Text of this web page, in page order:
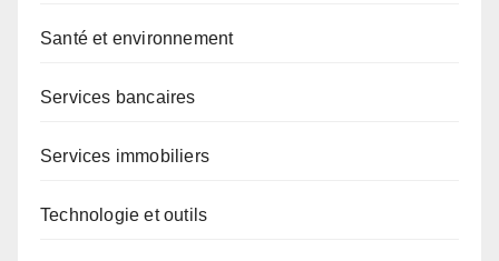
Santé et environnement
Services bancaires
Services immobiliers
Technologie et outils